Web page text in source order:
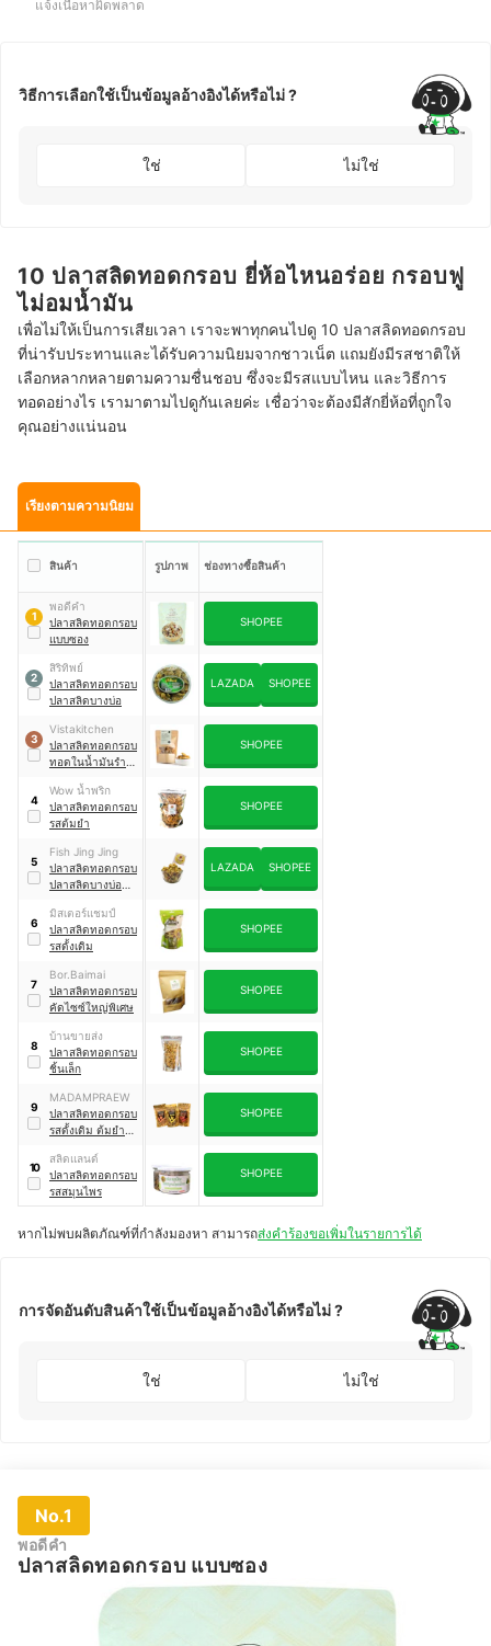
แจ้งเนื้อหาผิดพลาด
วิธีการเลือกใช้เป็นข้อมูลอ้างอิงได้หรือไม่ ?
ใช่ ไม่ใช่
10 ปลาสลิดทอดกรอบ ยี่ห้อไหนอร่อย กรอบฟู
ไม่อมน้ำมัน
เพื่อไม่ให้เป็นการเสียเวลา เราจะพาทุกคนไปดู 10 ปลาสลิดทอดกรอบ
ที่น่ารับประทานและได้รับความนิยมจากชาวเน็ต แถมยังมีรสชาติให้
เลือกหลากหลายตามความชื่นชอบ ซึ่งจะมีรสแบบไหน และวิธีการ
ทอดอย่างไร เรามาตามไปดูกันเลยค่ะ เชื่อว่าจะต้องมีสักยี่ห้อที่ถูกใจ
คุณอย่างแน่นอน
เรียงตามความนิยม
สินค้า รูปภาพ ช่องทางซื้อสินค้า
1
พอดีคำ
ปลาสลิดทอดกรอบ
แบบซอง
SHOPEE
2
สิริทิพย์
ปลาสลิดทอดกรอบ
ปลาสลิดบางบ่อ
LAZADA SHOPEE
3
Vistakitchen
ปลาสลิดทอดกรอบ
ทอดในน้ำมันรำ
SHOPEE
4
Wow น้ำพริก
ปลาสลิดทอดกรอบ
รสต้มยำ
SHOPEE
5
Fish Jing Jing
ปลาสลิดทอดกรอบ
ปลาสลิดบางบ่อ
LAZADA SHOPEE
6
มิสเตอร์แชมป์
ปลาสลิดทอดกรอบ
รสดั้งเดิม
SHOPEE
7
Bor.Baimai
ปลาสลิดทอดกรอบ
คัดไซซ์ใหญ่พิเศษ
SHOPEE
8
บ้านขายส่ง
ปลาสลิดทอดกรอบ
ชิ้นเล็ก
SHOPEE
9
MADAMPRAEW
ปลาสลิดทอดกรอบ
รสดั้งเดิม ต้มยำ
SHOPEE
10
สลิดแลนด์
ปลาสลิดทอดกรอบ
รสสมุนไพร
SHOPEE
หากไม่พบผลิตภัณฑ์ที่กำลังมองหา สามารถส่งคำร้องขอเพิ่มในรายการได้
การจัดอันดับสินค้าใช้เป็นข้อมูลอ้างอิงได้หรือไม่ ?
ใช่ ไม่ใช่
No.1
พอดีคำ
ปลาสลิดทอดกรอบ แบบซอง